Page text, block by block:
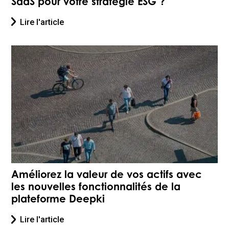
SaaS pour votre stratégie ESG ?
Lire l'article
Améliorez la valeur de vos actifs avec
les nouvelles fonctionnalités de la
plateforme Deepki
Lire l'article